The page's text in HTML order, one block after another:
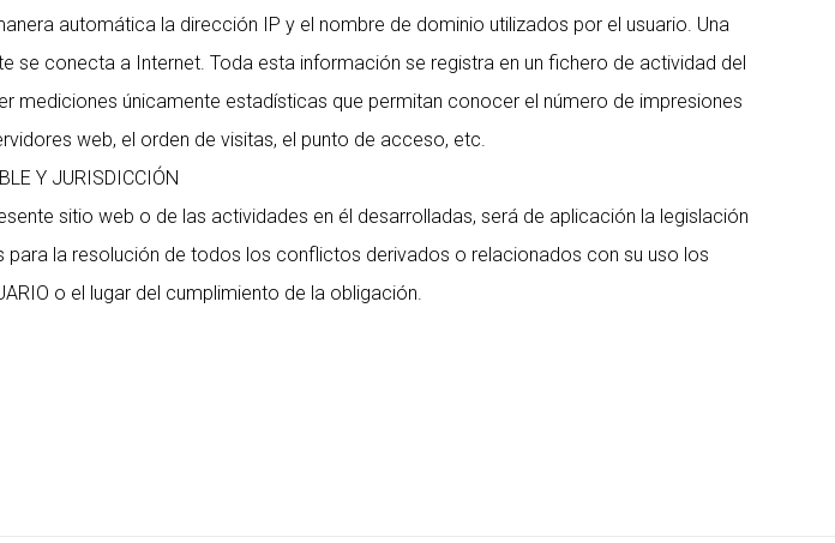
automática la dirección IP y el nombre de dominio utilizados por el usuario. Una
conecta a Internet. Toda esta información se registra en un fichero de actividad del
únicamente estadísticas que permitan conocer el número de impresiones
web, el orden de visitas, el punto de acceso, etc.
Y JURISDICCIÓN
sitio web o de las actividades en él desarrolladas, será de aplicación la legislación
la resolución de todos los conflictos derivados o relacionados con su uso los
o el lugar del cumplimiento de la obligación.